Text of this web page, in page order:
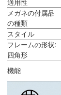
メガネの付属品
の種類
スタイル
フレームの形状:
四角形
機能